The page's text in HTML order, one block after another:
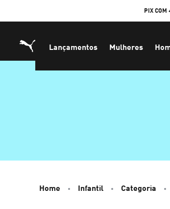
PIX COM
Lançamentos Mulheres
Home Infantil Categoria